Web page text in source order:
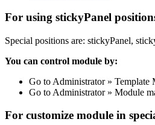
For using stickyPanel
Special positions are: stickyPanel,
You can control module by:
Go to Administrator » Template
Go to Administrator » Module
For customize module in